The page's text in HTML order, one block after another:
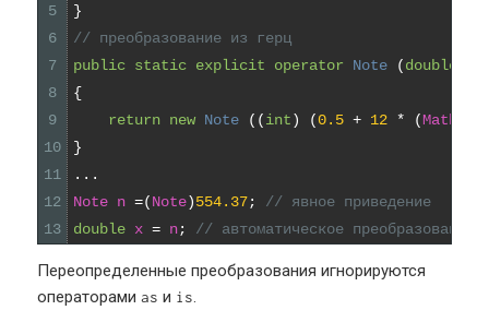
5
6
7
8
9
10
11
12
13
}
// преобразование из герц
public static explicit operator Note (double
{
return new Note ( (int) (0.5 + 12 * (Math
}
. . .
Note n =(Note)554.37;
// явное приведение
double x = n; // автоматическое преобразование
Переопределенные преобразования игнорируются
операторамиas и is.